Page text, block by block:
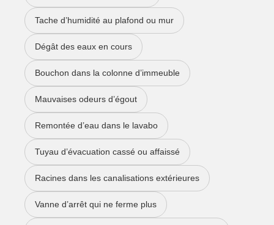
Tache d’humidité au plafond ou mur
Dégât des eaux en cours
Bouchon dans la colonne d’immeuble
Mauvaises odeurs d’égout
Remontée d’eau dans le lavabo
Tuyau d’évacuation cassé ou affaissé
Racines dans les canalisations extérieures
Vanne d’arrêt qui ne ferme plus